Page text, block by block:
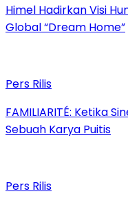
Himel Hadirkan Visi
Global “Dream Home”
Pers Rilis
FAMILIARITÉ: Ketika
Sebuah Karya Puitis
Pers Rilis